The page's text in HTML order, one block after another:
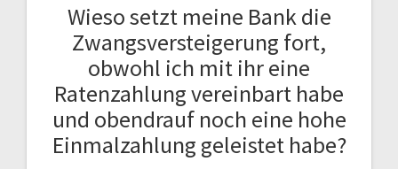
Wieso setzt meine Bank die
Zwangsversteigerung fort,
obwohl ich mit ihr eine
Ratenzahlung vereinbart habe
und obendrauf noch eine hohe
Einmalzahlung geleistet habe?